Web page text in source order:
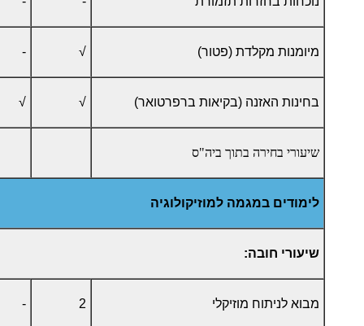
מיומנות מקלדת (פטור) √
-
בחינות האזנה (בקיאות ברפרטואר) √
√
שיעורי בחירה בתוך ביה"ס
לימודים במגמה למוזיקולוגיה
שיעורי חובה:
מבוא לניתוח מוזיקלי 2
-